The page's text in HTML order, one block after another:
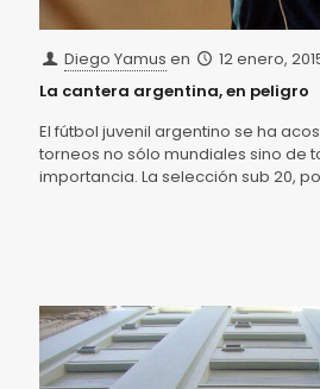
Diego Yamus en
12 enero,
La cantera argentina, en peligro
El fútbol juvenil argentino se ha
torneos no sólo mundiales sino de
importancia. La selección sub 20,